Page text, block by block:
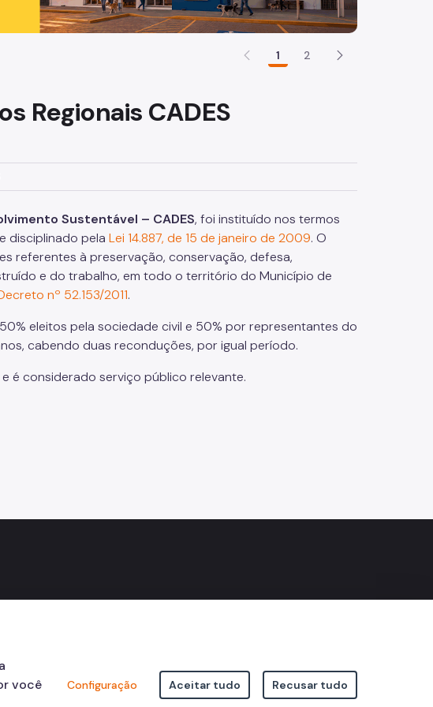
1 2
Regionais CADES
Sustentável – CADES, foi instituído nos termos
disciplinado pela Lei 14.887, de 15 de janeiro de 2009. O
referentes à preservação, conservação, defesa,
e do trabalho, em todo o território do Município de
nº 52.153/2011.
eleitos pela sociedade civil e 50% por representantes do
cabendo duas reconduções, por igual período.
é considerado serviço público relevante.
você
Configuração Aceitar tudo Recusar tudo